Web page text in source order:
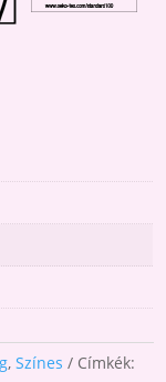
,Színes
Címkék: